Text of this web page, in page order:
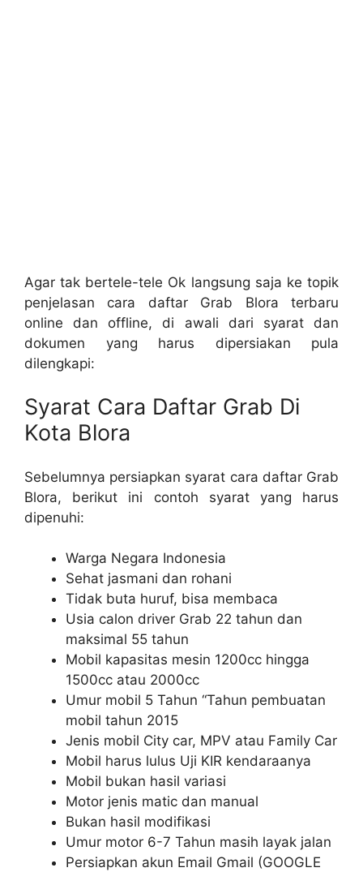
Agar tak bertele-tele Ok langsung saja ke topik
penjelasan cara daftar Grab Blora terbaru
online dan offline, di awali dari syarat dan
dokumen yang harus dipersiakan pula
dilengkapi:
Syarat Cara Daftar Grab Di
Kota Blora
Sebelumnya persiapkan syarat cara daftar Grab
Blora, berikut ini contoh syarat yang harus
dipenuhi:
Warga Negara Indonesia
Sehat jasmani dan rohani
Tidak buta huruf, bisa membaca
Usia calon driver Grab 22 tahun dan
maksimal 55 tahun
Mobil kapasitas mesin 1200cc hingga
1500cc atau 2000cc
Umur mobil 5 Tahun “Tahun pembuatan
mobil tahun 2015
Jenis mobil City car, MPV atau Family Car
Mobil harus lulus Uji KIR kendaraanya
Mobil bukan hasil variasi
Motor jenis matic dan manual
Bukan hasil modifikasi
Umur motor 6-7 Tahun masih layak jalan
Persiapkan akun Email Gmail (GOOGLE